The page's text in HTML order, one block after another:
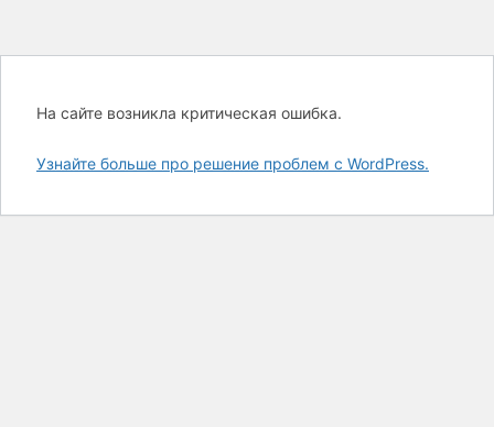
На сайте возникла критическая ошибка.
Узнайте больше про решение проблем с WordPress.